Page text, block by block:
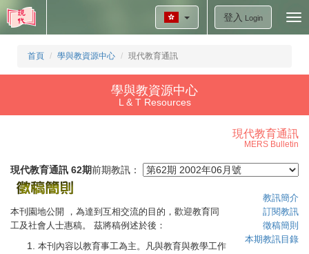
登入 Login
首頁 學與教資源中心 現代教育通訊
學與教資源中心
L & T Resources
現代教育通訊
MERS Bulletin
現代教育通訊 62期前期教訊：
本刊園地公開 ，為達到互相交流的目的，歡迎教育同
工及社會人士惠稿。 茲將稿例述於後：
本刊內容以教育事工為主。凡與教育與教學工作
教訊簡介
訂閱教訊
徵稿簡則
本期教訊目錄